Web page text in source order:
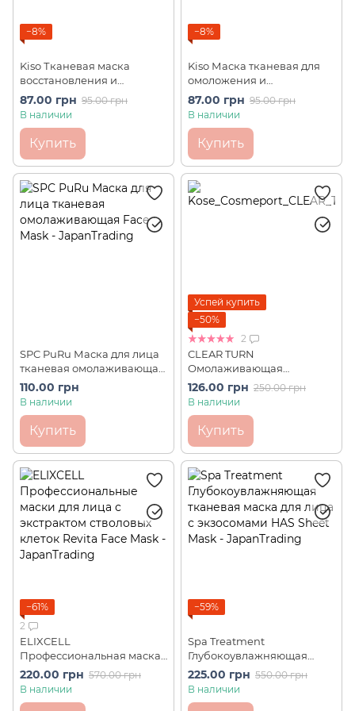
−8%
Kiso Тканевая маска
восстановления и
увлажнения кожи лица с
пантенолом Panthenol
87.00 грн 95.00 грн
В наличии
Купить
−8%
Kiso Маска тканевая для
омоложения и
восстановления кожи
лица с никотинамидом
87.00 грн 95.00 грн
В наличии
Купить
SPC PuRu Маска для лица
тканевая омолаживающая
Face Mask (1 шт)
110.00 грн
В наличии
Купить
Успей купить
−50%
2
CLEAR TURN
Омолаживающая
лифтинговая маска с
гиалуроновой кислотой
126.00 грн 250.00 грн
В наличии
Купить
−61%
2
ELIXCELL
Профессиональная маска
для лица с экстрактом
стволовых клеток Revita
220.00 грн 570.00 грн
В наличии
−59%
Spa Treatment
Глубокоувлажняющая
тканевая маска для лица с
экзосомами HAS Sheet
225.00 грн 550.00 грн
В наличии